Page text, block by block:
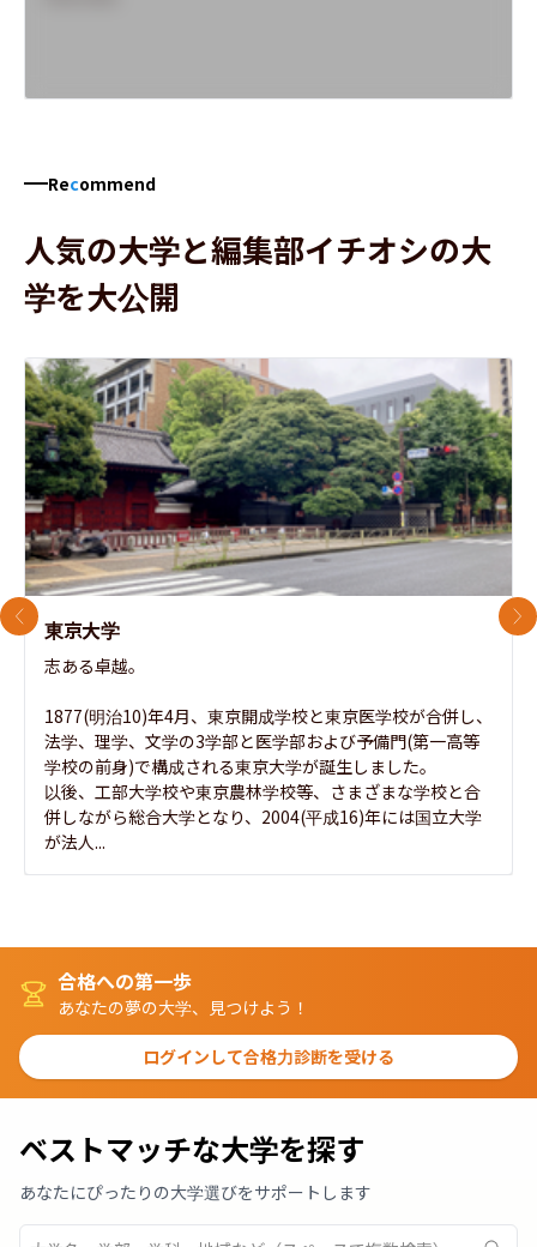
Recommend
人気の大学と編集部イチオシの大
学を大公開
東京大学
志ある卓越。
1877(明治10)年4月、東京開成学校と東京医学校が合併し、
法学、理学、文学の3学部と医学部および予備門(第一高等
学校の前身)で構成される東京大学が誕生しました。
以後、工部大学校や東京農林学校等、さまざまな学校と合
併しながら総合大学となり、2004(平成16)年には国立大学
が法人...
前のスライド 次
合格への第一歩
あなたの夢の大学、見つけよう！
ログインして合格力診断を受ける
ベストマッチな大学を探す
あなたにぴったりの大学選びをサポートします